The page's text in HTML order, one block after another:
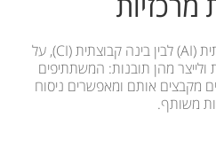
אנו משלבים בין בינה מלאכותית (AI) לבין בינה קבוצתית (CI), על
מהן תובנות: המשתתיפים
מקבצים אותם ומאפשרים ניסוח
משותף.